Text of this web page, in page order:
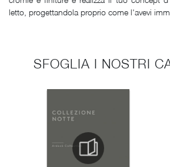
letto, progettandola proprio come l'avevi
SFOGLIA I NOSTRI